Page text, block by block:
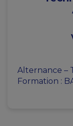
Alternance –
Formation :